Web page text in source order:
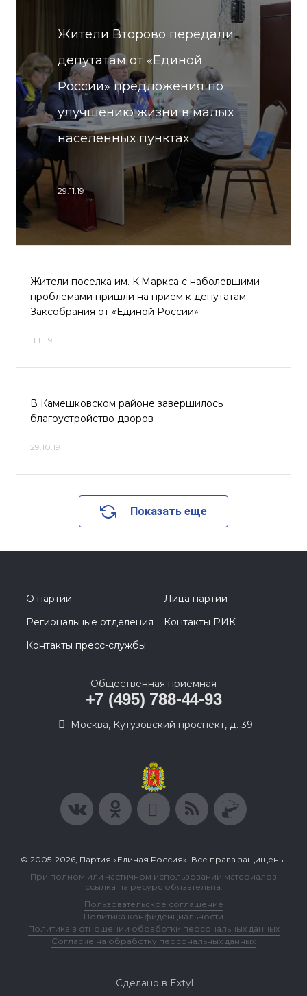
Жители Второво передали
депутатам от «Единой
России» предложения по
улучшению жизни в малых
населенных пунктах
29.11.19
Жители поселка им. К.Маркса с наболевшими
проблемами пришли на прием к депутатам
Заксобрания от «Единой России»
11.11.19
В Камешковском районе завершилось
благоустройство дворов
29.10.19
Показать еще
О партии
Лица партии
Региональные отделения
Контакты РИК
Контакты пресс-службы
Общественная приемная
+7 (495) 788-44-93
Москва, Кутузовский проспект, д. 39
© 2005-2026, Партия «Единая Россия». Все права защищены.
При полном или частичном использовании материалов
ссылка на ресурс обязательна.
Пользовательское соглашение
Политика конфиденциальности
Политика в отношении обработки персональных данных
Согласие на обработку персональных данных
Сделано в Extyl